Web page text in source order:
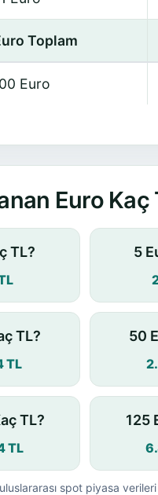
Toplam
Euro
Euro Kaç
TL? 5
TL?
TL
50
TL?
TL
125
spot piyasa